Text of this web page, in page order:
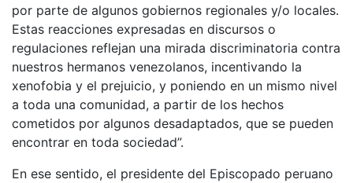
por parte de algunos gobiernos regionales y/o locales.
Estas reacciones expresadas en discursos o
regulaciones reflejan una mirada discriminatoria contra
nuestros hermanos venezolanos, incentivando la
xenofobia y el prejuicio, y poniendo en un mismo nivel
a toda una comunidad, a partir de los hechos
cometidos por algunos desadaptados, que se pueden
encontrar en toda sociedad”.
En ese sentido, el presidente del Episcopado peruano